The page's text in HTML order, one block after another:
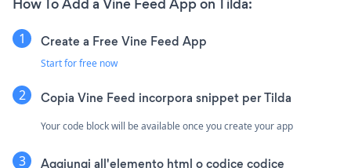
Create a Free Vine Feed App
Start for free now
Copia Vine Feed incorpora snippet per Tilda
Your code block will be available once you create your app
Aggiungi all'elemento html o codice codice